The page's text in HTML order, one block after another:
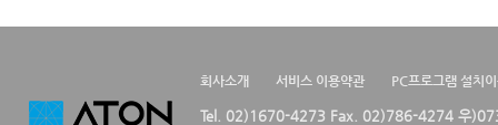
회사소개 서비스 이용약관 PC프로그램 설치
Tel. 02)1670-4273 Fax. 02)786-4274 우